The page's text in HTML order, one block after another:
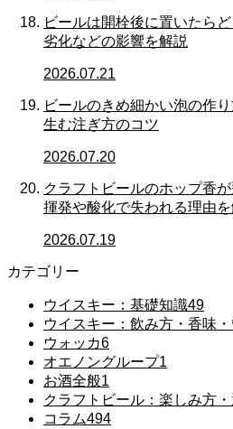
ビールは開栓後に置いたら
劣化などの影響を解説
2026.07.21
ビールのきめ細かい泡の作
生む注ぎ方のコツ
2026.07.20
クラフトビールのホップ香
揮発や酸化で失われる理由
2026.07.19
カテゴリー
ウイスキー：基礎知識49
ウイスキー：飲み方・香味
ウォッカ6
オエノングループ1
お酒全般1
クラフトビール：楽しみ方
コラム494